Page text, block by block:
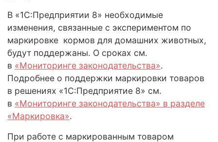
В «1С:Предприятии 8» необходимые
изменения, связанные с экспериментом по
маркировке кормов для домашних животных,
будут поддержаны. О сроках см.
в «Мониторинге законодательства».
Подробнее о поддержки маркировки товаров
в решениях «1С:Предприятие 8» см.
в «Мониторинге законодательства» в разделе
«Маркировка».
При работе с маркированным товаром